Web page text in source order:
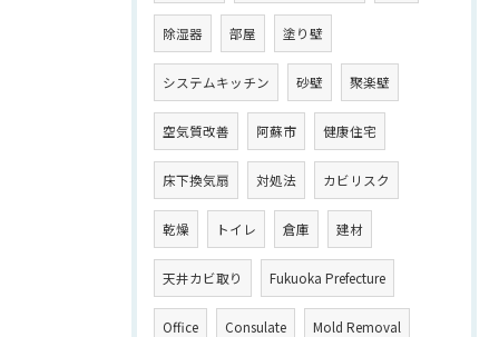
除湿器 部屋 塗り壁
システムキッチン 砂壁 聚楽壁
空気質改善 阿蘇市 健康住宅
床下換気扇 対処法 カビリスク
乾燥 トイレ 倉庫 建材
天井カビ取り Fukuoka Prefecture
Office Consulate Mold Removal